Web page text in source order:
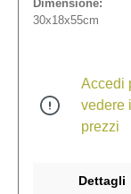
materiale: 12 my.
confezione da 100
Dimensione:
30x18x55cm
Accedi
vedere i
prezzi
Dettagli